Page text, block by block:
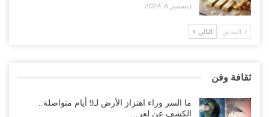
ديسمبر 6, 2024
السابق التالي
ثقافة وفن
ما السر وراء اهتزاز الأرض لـ9 أيام متواصلة..
الكشف عن لغز…